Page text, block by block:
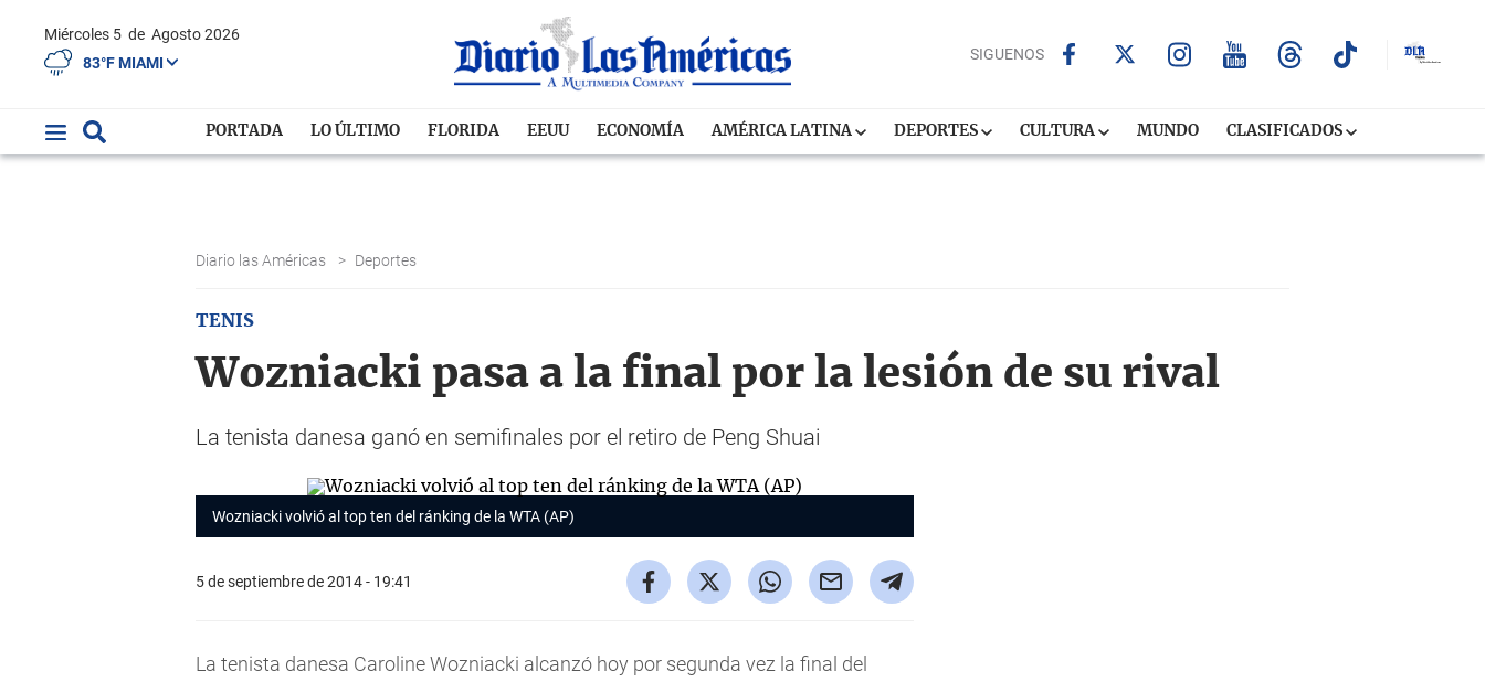
Miércoles 5 de Agosto 2026
83°F MIAMI
SIGUENOS
PORTADA LO ÚLTIMO FLORIDA EEUU ECONOMÍA AMÉRICA LATINA DEPORTES CULTURA MUNDO CLASIFICADOS
Diario las Américas > Deportes
TENIS
Wozniacki pasa a la final por la lesión de su rival
La tenista danesa ganó en semifinales por el retiro de Peng Shuai
Wozniacki volvió al top ten del ránking de la WTA (AP)
5 de septiembre de 2014 - 19:41
La tenista danesa Caroline Wozniacki alcanzó hoy por segunda vez la final del